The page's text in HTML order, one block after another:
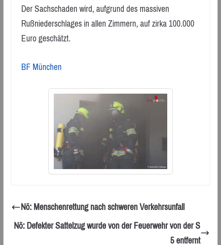
Der Sachschaden wird, aufgrund des massiven
Rußniederschlages in allen Zimmern, auf zirka 100.000
Euro geschätzt.
BF München
Nö: Menschenrettung nach schweren Verkehrsunfall
Nö: Defekter Sattelzug wurde von der Feuerwehr von der S
5 entfernt